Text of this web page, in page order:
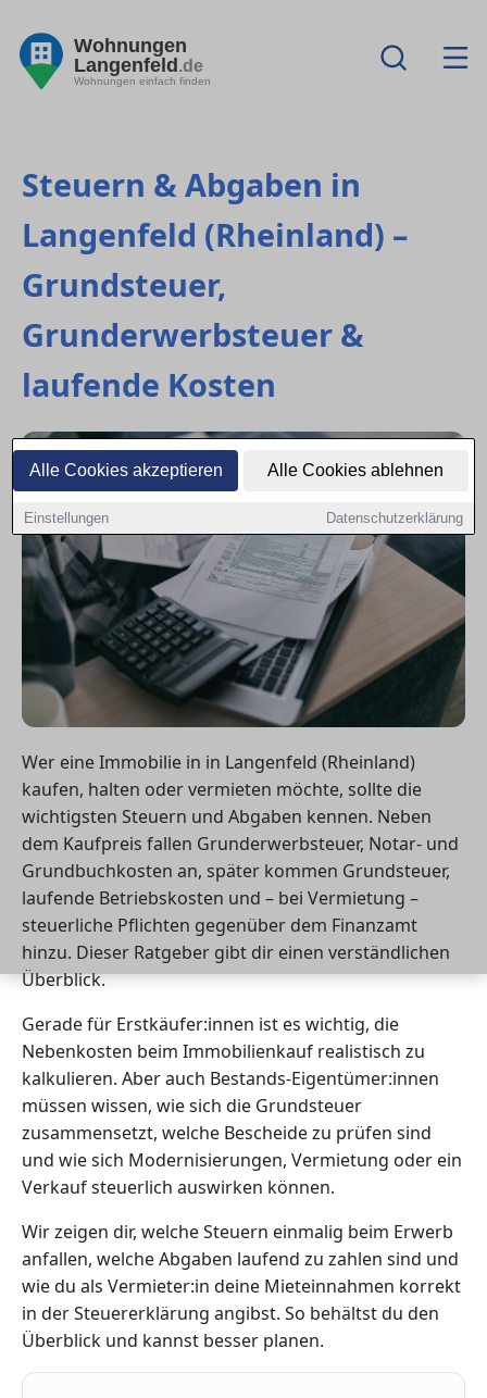
Alle Cookies akzeptieren Alle Cookies ablehnen
Einstellungen Datenschutzerklärung
Wohnungen
Langenfeld.de
Wohnungen einfach finden
Steuern & Abgaben in
Langenfeld (Rheinland) –
Grundsteuer,
Grunderwerbsteuer &
laufende Kosten
Wer eine Immobilie in in Langenfeld (Rheinland)
kaufen, halten oder vermieten möchte, sollte die
wichtigsten Steuern und Abgaben kennen. Neben
dem Kaufpreis fallen Grunderwerbsteuer, Notar- und
Grundbuchkosten an, später kommen Grundsteuer,
laufende Betriebskosten und – bei Vermietung –
steuerliche Pflichten gegenüber dem Finanzamt
hinzu. Dieser Ratgeber gibt dir einen verständlichen
Überblick.
Gerade für Erstkäufer:innen ist es wichtig, die
Nebenkosten beim Immobilienkauf realistisch zu
kalkulieren. Aber auch Bestands-Eigentümer:innen
müssen wissen, wie sich die Grundsteuer
zusammensetzt, welche Bescheide zu prüfen sind
und wie sich Modernisierungen, Vermietung oder ein
Verkauf steuerlich auswirken können.
Wir zeigen dir, welche Steuern einmalig beim Erwerb
anfallen, welche Abgaben laufend zu zahlen sind und
wie du als Vermieter:in deine Mieteinnahmen korrekt
in der Steuererklärung angibst. So behältst du den
Überblick und kannst besser planen.